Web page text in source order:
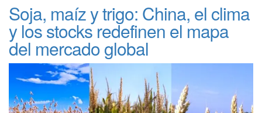
Soja, maíz y trigo: China, el clima
y los stocks redefinen el mapa
del mercado global